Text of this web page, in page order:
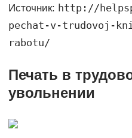
Источник: http://
pechat-v-trudovoj-
rabotu/
Печать в
увольнении